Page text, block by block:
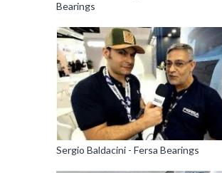
Bearings
Sergio Baldacini - Fersa Bearings